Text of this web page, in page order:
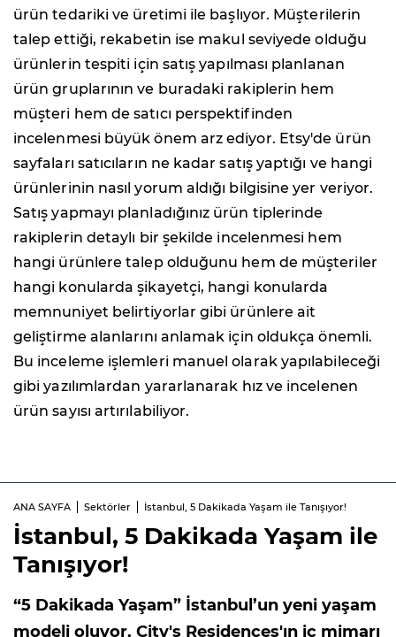
ürün tedariki ve üretimi ile başlıyor. Müşterilerin
talep ettiği, rekabetin ise makul seviyede olduğu
ürünlerin tespiti için satış yapılması planlanan
ürün gruplarının ve buradaki rakiplerin hem
müşteri hem de satıcı perspektifinden
incelenmesi büyük önem arz ediyor. Etsy'de ürün
sayfaları satıcıların ne kadar satış yaptığı ve hangi
ürünlerinin nasıl yorum aldığı bilgisine yer veriyor.
Satış yapmayı planladığınız ürün tiplerinde
rakiplerin detaylı bir şekilde incelenmesi hem
hangi ürünlere talep olduğunu hem de müşteriler
hangi konularda şikayetçi, hangi konularda
memnuniyet belirtiyorlar gibi ürünlere ait
geliştirme alanlarını anlamak için oldukça önemli.
Bu inceleme işlemleri manuel olarak yapılabileceği
gibi yazılımlardan yararlanarak hız ve incelenen
ürün sayısı artırılabiliyor.
ANA SAYFA Sektörler İstanbul, 5 Dakikada Yaşam ile Tanışıyor!
İstanbul, 5 Dakikada Yaşam ile
Tanışıyor!
“5 Dakikada Yaşam” İstanbul’un yeni yaşam
modeli oluyor. City's Residences'ın iç mimarı